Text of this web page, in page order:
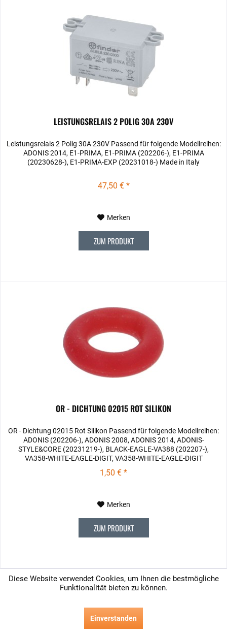
LEISTUNGSRELAIS 2 POLIG 30A 230V
Leistungsrelais 2 Polig 30A 230V Passend für folgende Modellreihen:
ADONIS 2014, E1-PRIMA, E1-PRIMA (202206-), E1-PRIMA
(20230628-), E1-PRIMA-EXP (20231018-) Made in Italy
47,50 € *
Merken
ZUM PRODUKT
OR - DICHTUNG 02015 ROT SILIKON
OR - Dichtung 02015 Rot Silikon Passend für folgende Modellreihen:
ADONIS (202206-), ADONIS 2008, ADONIS 2014, ADONIS-
STYLE&CORE (20231219-), BLACK-EAGLE-VA388 (202207-),
VA358-WHITE-EAGLE-DIGIT, VA358-WHITE-EAGLE-DIGIT
(20231113-),...
1,50 € *
Merken
ZUM PRODUKT
Diese Website verwendet Cookies, um Ihnen die bestmögliche
Funktionalität bieten zu können.
Einverstanden